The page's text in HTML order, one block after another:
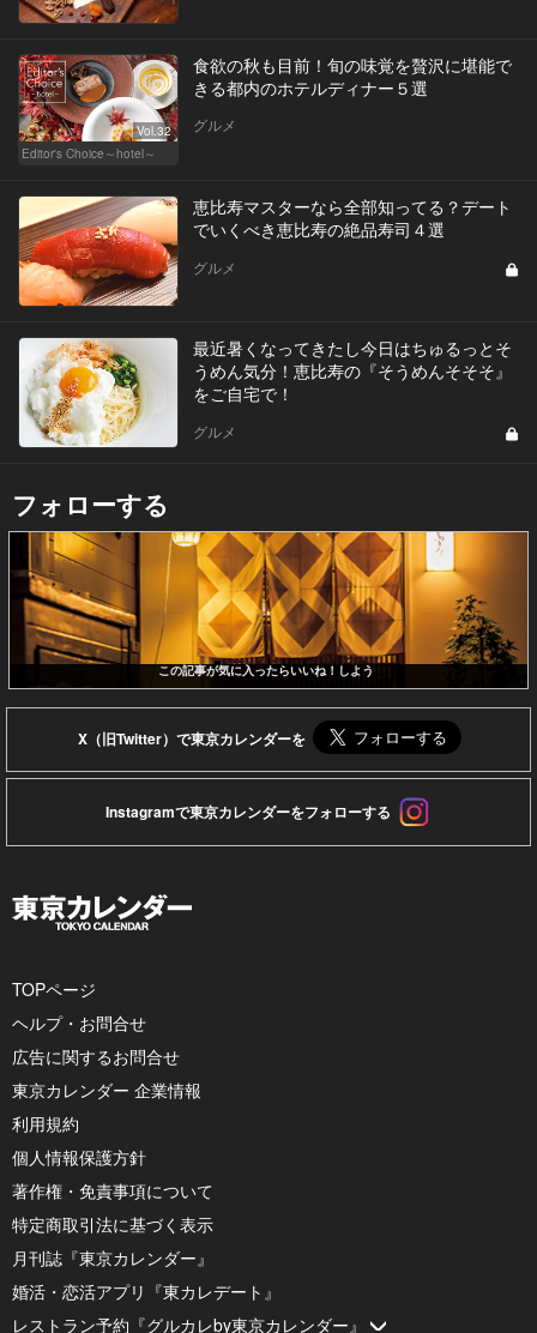
Vol.32
Editor's Choice～hotel～
食欲の秋も目前！旬の味覚を贅沢に堪能で
きる都内のホテルディナー５選
グルメ
恵比寿マスターなら全部知ってる？デート
でいくべき恵比寿の絶品寿司４選
グルメ
最近暑くなってきたし今日はちゅるっとそ
うめん気分！恵比寿の『そうめんそそそ』
をご自宅で！
グルメ
フォローする
この記事が気に入ったらいいね！しよう
X（旧Twitter）で東京カレンダーを
Instagramで東京カレンダーをフォローする
TOPページ
ヘルプ・お問合せ
広告に関するお問合せ
東京カレンダー 企業情報
利用規約
個人情報保護方針
著作権・免責事項について
特定商取引法に基づく表示
月刊誌『東京カレンダー』
婚活・恋活アプリ『東カレデート』
レストラン予約『グルカレby東京カレンダー』